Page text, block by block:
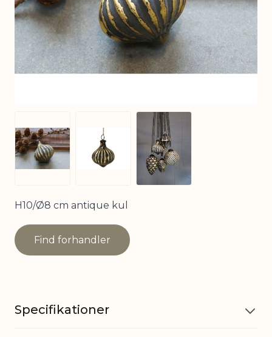
View larger imageView larger image
View larger image
H10/Ø8 cm antique kul
Find forhandler
Specifikationer